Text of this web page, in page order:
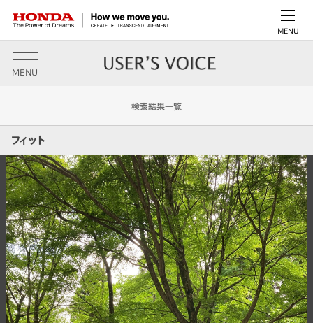
MENU
MENU
検索結果一覧
フィット